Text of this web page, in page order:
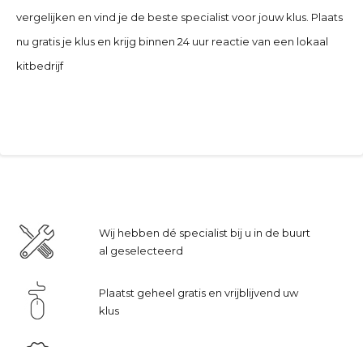
vergelijken en vind je de beste specialist voor jouw klus. Plaats
nu gratis je klus en krijg binnen 24 uur reactie van een lokaal
kitbedrijf
Wij hebben dé specialist bij u in de buurt
al geselecteerd
Plaatst geheel gratis en vrijblijvend uw
klus